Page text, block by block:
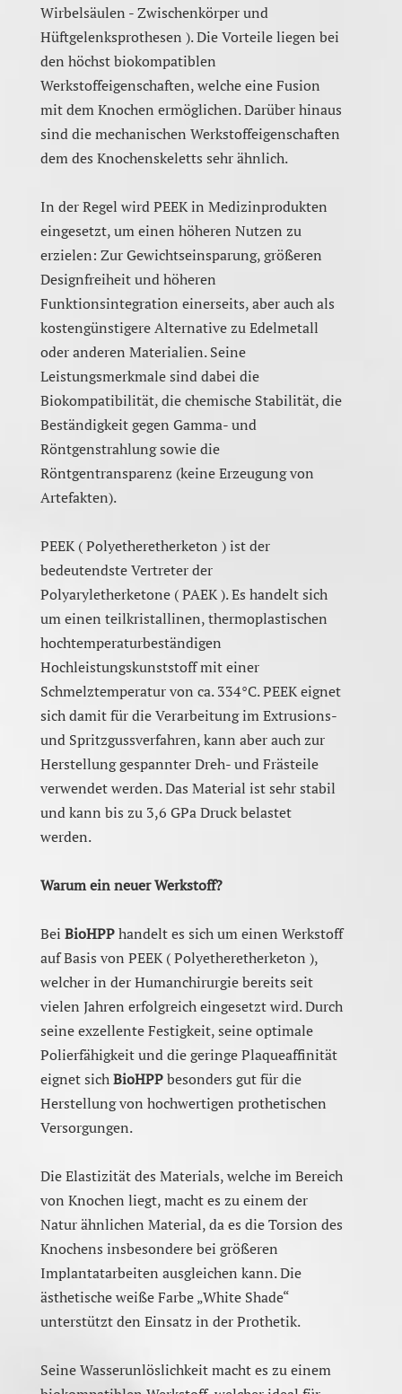
Wirbelsäulen - Zwischenkörper und
Hüftgelenksprothesen ). Die Vorteile liegen bei
den höchst biokompatiblen
Werkstoffeigenschaften, welche eine Fusion
mit dem Knochen ermöglichen. Darüber hinaus
sind die mechanischen Werkstoffeigenschaften
dem des Knochenskeletts sehr ähnlich.
In der Regel wird PEEK in Medizinprodukten
eingesetzt, um einen höheren Nutzen zu
erzielen: Zur Gewichtseinsparung, größeren
Designfreiheit und höheren
Funktionsintegration einerseits, aber auch als
kostengünstigere Alternative zu Edelmetall
oder anderen Materialien. Seine
Leistungsmerkmale sind dabei die
Biokompatibilität, die chemische Stabilität, die
Beständigkeit gegen Gamma- und
Röntgenstrahlung sowie die
Röntgentransparenz (keine Erzeugung von
Artefakten).
PEEK ( Polyetheretherketon ) ist der
bedeutendste Vertreter der
Polyaryletherketone ( PAEK ). Es handelt sich
um einen teilkristallinen, thermoplastischen
hochtemperaturbeständigen
Hochleistungskunststoff mit einer
Schmelztemperatur von ca. 334°C. PEEK eignet
sich damit für die Verarbeitung im Extrusions-
und Spritzgussverfahren, kann aber auch zur
Herstellung gespannter Dreh- und Frästeile
verwendet werden. Das Material ist sehr stabil
und kann bis zu 3,6 GPa Druck belastet
werden.
Warum ein neuer Werkstoff?
Bei BioHPPhandelt es sich um einen Werkstoff
auf Basis von PEEK ( Polyetheretherketon ),
welcher in der Humanchirurgie bereits seit
vielen Jahren erfolgreich eingesetzt wird. Durch
seine exzellente Festigkeit, seine optimale
Polierfähigkeit und die geringe Plaqueaffinität
eignet sichBioHPPbesonders gut für die
Herstellung von hochwertigen prothetischen
Versorgungen.
Die Elastizität des Materials, welche im Bereich
von Knochen liegt, macht es zu einem der
Natur ähnlichen Material, da es die Torsion des
Knochens insbesondere bei größeren
Implantatarbeiten ausgleichen kann. Die
ästhetische weiße Farbe „White Shade“
unterstützt den Einsatz in der Prothetik.
Seine Wasserunlöslichkeit macht es zu einem